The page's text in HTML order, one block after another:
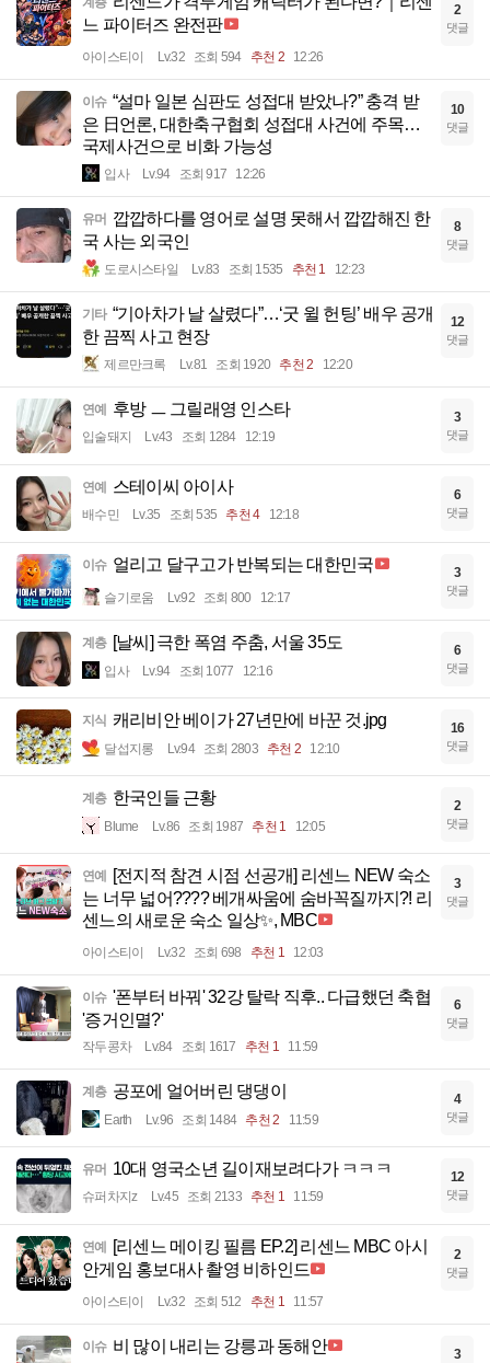
느 파이터즈 완전판
아이스티이 Lv.32 조회 594 추천 2 12:26
2
댓글
이슈 “설마 일본 심판도 성접대 받았나?” 충격 받
은 日언론, 대한축구협회 성접대 사건에 주목…
국제사건으로 비화 가능성
입사 Lv.94 조회 917 12:26
10
댓글
유머 깝깝하다를 영어로 설명 못해서 깝깝해진 한
국 사는 외국인
도로시스타일 Lv.83 조회 1535 추천 1 12:23
8
댓글
기타 “기아차가 날 살렸다”…‘굿 윌 헌팅’ 배우 공개
한 끔찍 사고 현장
제르만크록 Lv.81 조회 1920 추천 2 12:20
12
댓글
연예 후방 ㅡ 그릴래영 인스타
입술돼지 Lv.43 조회 1284 12:19
3
댓글
연예 스테이씨 아이사
배수민 Lv.35 조회 535 추천 4 12:18
6
댓글
이슈 얼리고 달구고가 반복되는 대한민국
슬기로움 Lv.92 조회 800 12:17
3
댓글
계층 [날씨] 극한 폭염 주춤, 서울 35도
입사 Lv.94 조회 1077 12:16
6
댓글
지식 캐리비안 베이가 27년만에 바꾼 것.jpg
달섭지롱 Lv.94 조회 2803 추천 2 12:10
16
댓글
계층 한국인들 근황
Blume Lv.86 조회 1987 추천 1 12:05
2
댓글
연예 [전지적 참견 시점 선공개] 리센느 NEW 숙소
는 너무 넓어???? 베개싸움에 숨바꼭질까지?! 리
센느의 새로운 숙소 일상✨, MBC
아이스티이 Lv.32 조회 698 추천 1 12:03
3
댓글
이슈 '폰부터 바꿔' 32강 탈락 직후.. 다급했던 축협
'증거인멸?'
작두콩차 Lv.84 조회 1617 추천 1 11:59
6
댓글
계층 공포에 얼어버린 댕댕이
Earth Lv.96 조회 1484 추천 2 11:59
4
댓글
유머 10대 영국소년 길이재보려다가 ㅋㅋㅋ
슈퍼차지z Lv.45 조회 2133 추천 1 11:59
12
댓글
연예 [리센느 메이킹 필름 EP.2] 리센느 MBC 아시
안게임 홍보대사 촬영 비하인드
아이스티이 Lv.32 조회 512 추천 1 11:57
2
댓글
이슈 비 많이 내리는 강릉과 동해안 3